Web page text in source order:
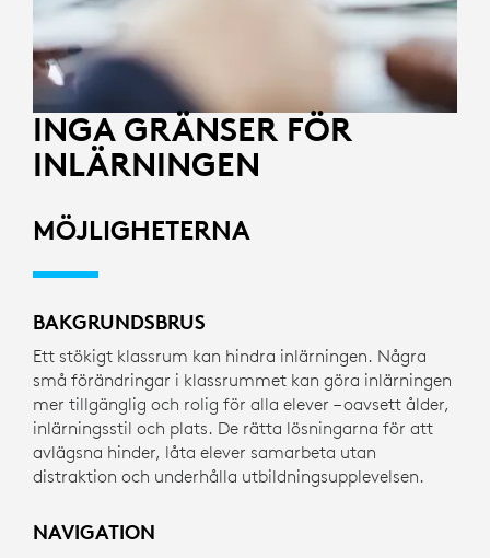
INGA GRÄNSER FÖR
INLÄRNINGEN
MÖJLIGHETERNA
BAKGRUNDSBRUS
Ett stökigt klassrum kan hindra inlärningen. Några
små förändringar i klassrummet kan göra inlärningen
mer tillgänglig och rolig för alla elever – oavsett ålder,
inlärningsstil och plats. De rätta lösningarna för att
avlägsna hinder, låta elever samarbeta utan
distraktion och underhålla utbildningsupplevelsen.
NAVIGATION